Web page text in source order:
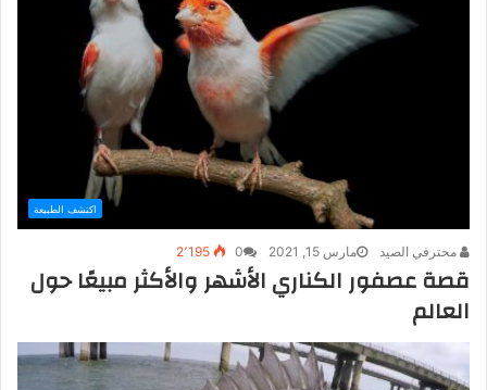
اكتشف الطبيعة
محترفي الصيد مارس 15, 2021 0 2٬195
قصة عصفور الكناري الأشهر والأكثر مبيعًا حول
العالم